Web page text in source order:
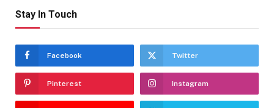
Stay In Touch
Facebook Twitter
Pinterest Instagram